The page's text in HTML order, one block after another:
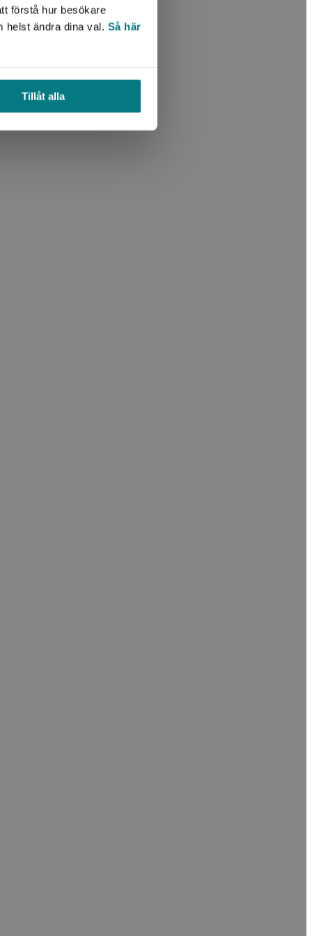
förstå hur besökare
helst ändra dina val. Så här
Tillåt alla